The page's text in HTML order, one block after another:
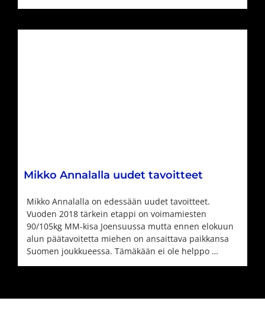
Mikko Annalalla uudet tavoitteet
Mikko Annalalla on edessään uudet tavoitteet.
Vuoden 2018 tärkein etappi on voimamiesten
90/105kg MM-kisa Joensuussa mutta ennen elokuun
alun päätavoitetta miehen on ansaittava paikkansa
Suomen joukkueessa. Tämäkään ei ole helppo …